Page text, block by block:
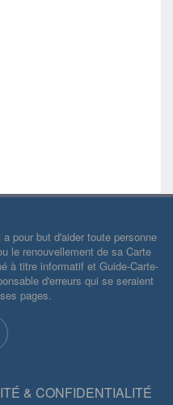
pour but d'aider toute personne
le renouvellement de sa Carte
à titre informatif et Guide-Carte-
d'erreurs qui se seraient
pages.
& CONFIDENTIALITÉ